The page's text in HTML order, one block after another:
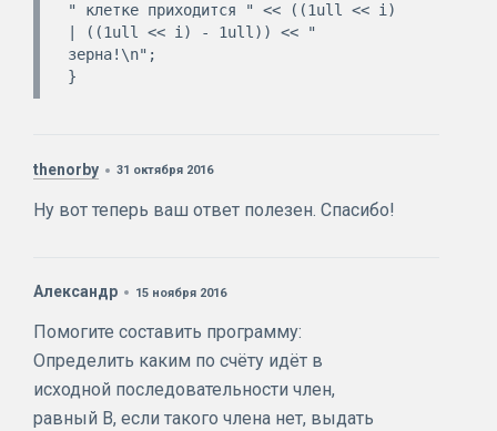
" клетке приходится " << ((1ull << i)
| ((1ull << i) - 1ull)) << "
зерна!\n";
thenorby 31 октября 2016
Ну вот теперь ваш ответ полезен. Спасибо!
Александр 15 ноября 2016
Помогите составить программу:
Определить каким по счёту идёт в
исходной последовательности член,
равный В, если такого члена нет, выдать